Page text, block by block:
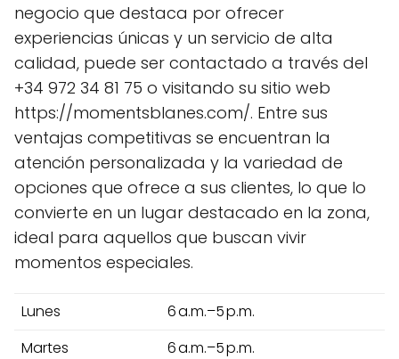
negocio que destaca por ofrecer
experiencias únicas y un servicio de alta
calidad, puede ser contactado a través del
+34 972 34 81 75 o visitando su sitio web
https://momentsblanes.com/. Entre sus
ventajas competitivas se encuentran la
atención personalizada y la variedad de
opciones que ofrece a sus clientes, lo que lo
convierte en un lugar destacado en la zona,
ideal para aquellos que buscan vivir
momentos especiales.
Lunes
6 a.m.–5 p.m.
Martes
6 a.m.–5 p.m.